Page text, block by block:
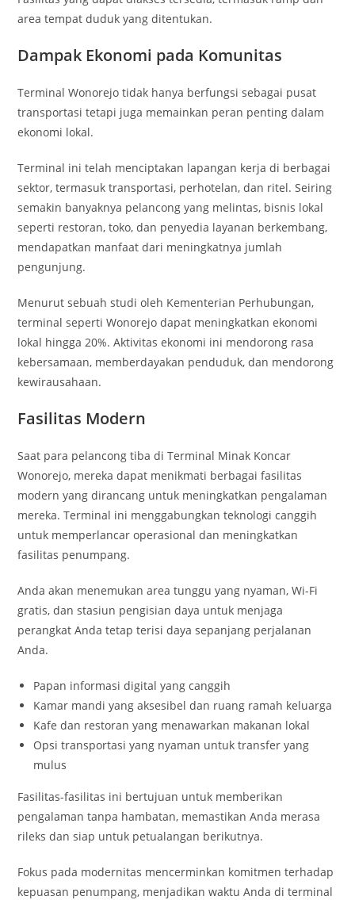
area tempat duduk yang ditentukan.
Dampak Ekonomi pada Komunitas
Terminal Wonorejo tidak hanya berfungsi sebagai pusat
transportasi tetapi juga memainkan peran penting dalam
ekonomi lokal.
Terminal ini telah menciptakan lapangan kerja di berbagai
sektor, termasuk transportasi, perhotelan, dan ritel. Seiring
semakin banyaknya pelancong yang melintas, bisnis lokal
seperti restoran, toko, dan penyedia layanan berkembang,
mendapatkan manfaat dari meningkatnya jumlah
pengunjung.
Menurut sebuah studi oleh Kementerian Perhubungan,
terminal seperti Wonorejo dapat meningkatkan ekonomi
lokal hingga 20%. Aktivitas ekonomi ini mendorong rasa
kebersamaan, memberdayakan penduduk, dan mendorong
kewirausahaan.
Fasilitas Modern
Saat para pelancong tiba di Terminal Minak Koncar
Wonorejo, mereka dapat menikmati berbagai fasilitas
modern yang dirancang untuk meningkatkan pengalaman
mereka. Terminal ini menggabungkan teknologi canggih
untuk memperlancar operasional dan meningkatkan
fasilitas penumpang.
Anda akan menemukan area tunggu yang nyaman, Wi-Fi
gratis, dan stasiun pengisian daya untuk menjaga
perangkat Anda tetap terisi daya sepanjang perjalanan
Anda.
Papan informasi digital yang canggih
Kamar mandi yang aksesibel dan ruang ramah keluarga
Kafe dan restoran yang menawarkan makanan lokal
Opsi transportasi yang nyaman untuk transfer yang
mulus
Fasilitas-fasilitas ini bertujuan untuk memberikan
pengalaman tanpa hambatan, memastikan Anda merasa
rileks dan siap untuk petualangan berikutnya.
Fokus pada modernitas mencerminkan komitmen terhadap
kepuasan penumpang, menjadikan waktu Anda di terminal